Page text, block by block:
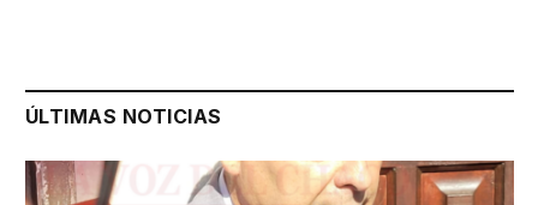
ÚLTIMAS NOTICIAS